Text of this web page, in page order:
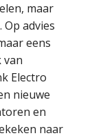
maar
advies
eens
van
Electro
nieuwe
en
naar